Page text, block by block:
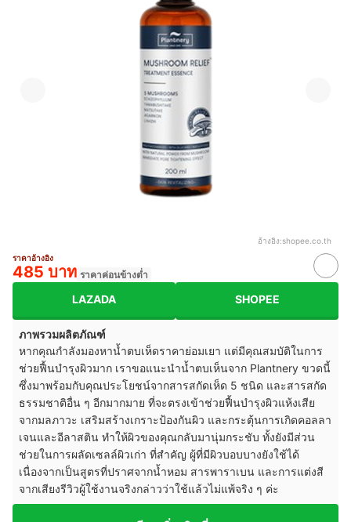
อ้างอิง:shopee.co.th
ราคาอ้างอิง
485 บาท ราคาค่อนข้างต่ำ
LAZADA SHOPEE
ภาพรวมผลิตภัณฑ์
หากคุณกำลังมองหาน้ำตบเห็ดราคาย่อมเยา แต่มีคุณสมบัติในการ
ช่วยฟื้นบำรุงผิวมาก เราขอแนะนำน้ำตบเห็นจาก Plantnery ขวดนี้
ซึ่งมาพร้อมกับคุณประโยชน์จากสารสกัดเห็ด 5 ชนิด และสารสกัด
ธรรมชาติอื่น ๆ อีกมากมาย ที่จะตรงเข้าช่วยฟื้นบำรุงผิวแห้งเสีย
จากมลภาวะ เสริมสร้างเกราะป้องกันผิว และกระตุ้นการเกิดคอลลา
เจนและอีลาสติน ทำให้ผิวของคุณกลับมานุ่มกระชับ ทั้งยังมีส่วน
ช่วยในการผลัดเซลล์ผิวเก่า ที่สำคัญ ผู้ที่มีผิวบอบบางยังใช้ได้
เนื่องจากเป็นสูตรที่ปราศจากน้ำหอม สารพาราเบน และการแต่งสี
จากเสียงรีวิวผู้ใช้งานจริงกล่าวว่าใช้แล้วไม่แพ้จริง ๆ ค่ะ